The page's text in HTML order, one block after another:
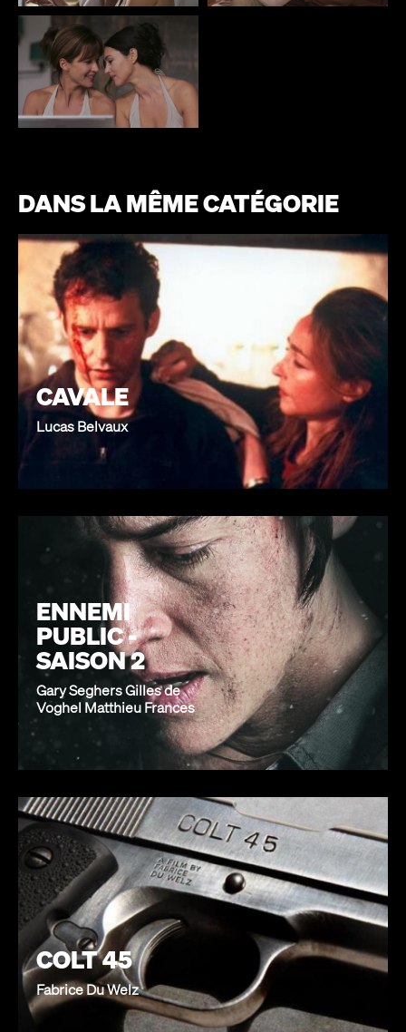
DANS LA MÊME CATÉGORIE
CAVALE
Lucas Belvaux
ENNEMI
PUBLIC -
SAISON 2
Gary Seghers Gilles de
Voghel Matthieu Frances
COLT 45
Fabrice Du Welz